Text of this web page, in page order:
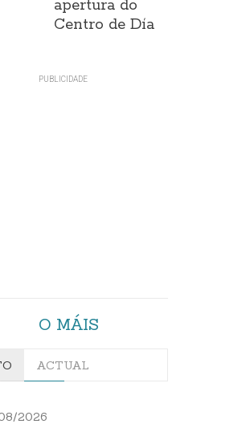
apertura do
Centro de Día
O MÁIS
ACTUAL
2026